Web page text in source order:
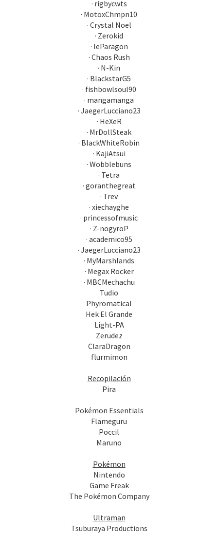
· rigbycwts
· MotoxChmpn10
· Crystal Noel
· Zerokid
· leParagon
· Chaos Rush
· N-Kin
· BlackstarG5
· fishbowlsoul90
· mangamanga
· JaegerLucciano23
· HeXeR
· MrDollSteak
· BlackWhiteRobin
· KajiAtsui
· Wobblebuns
· Tetra
· goranthegreat
· Trev
· xiechayghe
· princessofmusic
· Z-nogyroP
· academico95
· JaegerLucciano23
· MyMarshlands
· Megax Rocker
· MBCMechachu
Tudio
Phyromatical
Hek El Grande
Light-PA
Zerudez
ClaraDragon
flurmimon
Recopilación
Pira
Pokémon Essentials
Flameguru
Poccil
Maruno
Pokémon
Nintendo
Game Freak
The Pokémon Company
Ultraman
Tsuburaya Productions